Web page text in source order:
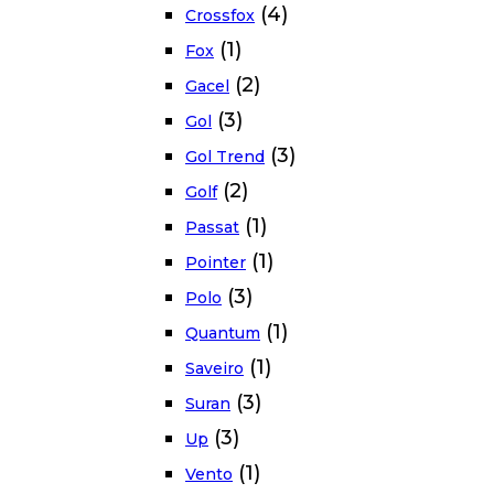
Crossfox (4)
Fox (1)
Gacel (2)
Gol (3)
Gol Trend (3)
Golf (2)
Passat (1)
Pointer (1)
Polo (3)
Quantum (1)
Saveiro (1)
Suran (3)
Up (3)
Vento (1)